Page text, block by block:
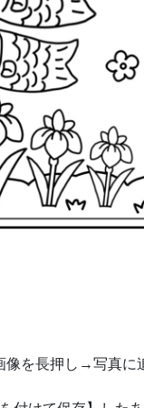
像を長押し→写真に